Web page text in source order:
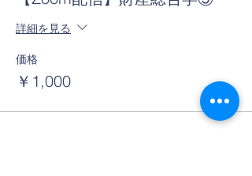
詳細を見る
価格
￥1,000